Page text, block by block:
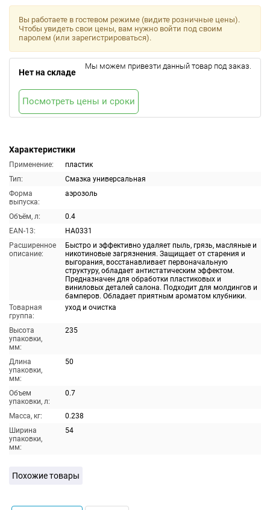
Характеристики
Применение:
пластик
Тип:
Смазка универсальная
Форма
выпуска:
аэрозоль
Объём, л:
0.4
EAN-13:
HA0331
Расширенное
описание:
Быстро и эффективно удаляет пыль, грязь, масляные и
никотиновые загрязнения. Защищает от старения и
выгорания, восстанавливает первоначальную
структуру, обладает антистатическим эффектом.
Предназначен для обработки пластиковых и
виниловых деталей салона. Подходит для молдингов и
бамперов. Обладает приятным ароматом клубники.
Товарная
группа:
уход и очистка
Высота
упаковки,
мм:
235
Длина
упаковки,
мм:
50
Объем
упаковки, л:
0.7
Масса, кг:
0.238
Ширина
упаковки,
мм:
54
Вы работаете в гостевом режиме (видите розничные цены).
Чтобы увидеть свои цены, вам нужно войти под своим
паролем (или зарегистрироваться).
Нет на складе
Мы можем привезти данный товар под заказ.
Посмотреть цены и сроки
Похожие товары